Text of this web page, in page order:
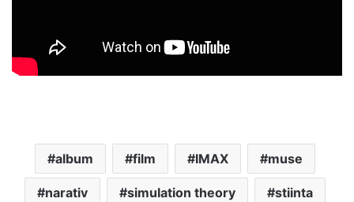
album film IMAX muse
narativ simulation theory stiinta